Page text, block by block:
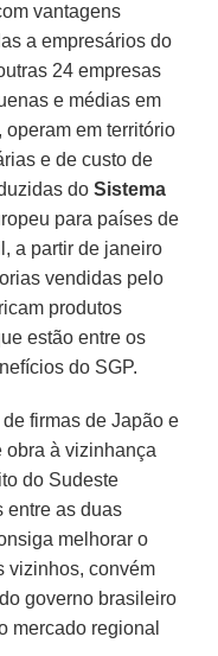
vantagens
a empresários do
24 empresas
e médias em
em território
e de custo de
doSistema
para países de
a partir de janeiro
vendidas pelo
produtos
estão entre os
do SGP.
firmas de Japão e
obra à vizinhança
do Sudeste
entre as duas
melhorar o
vizinhos, convém
governo brasileiro
mercado regional